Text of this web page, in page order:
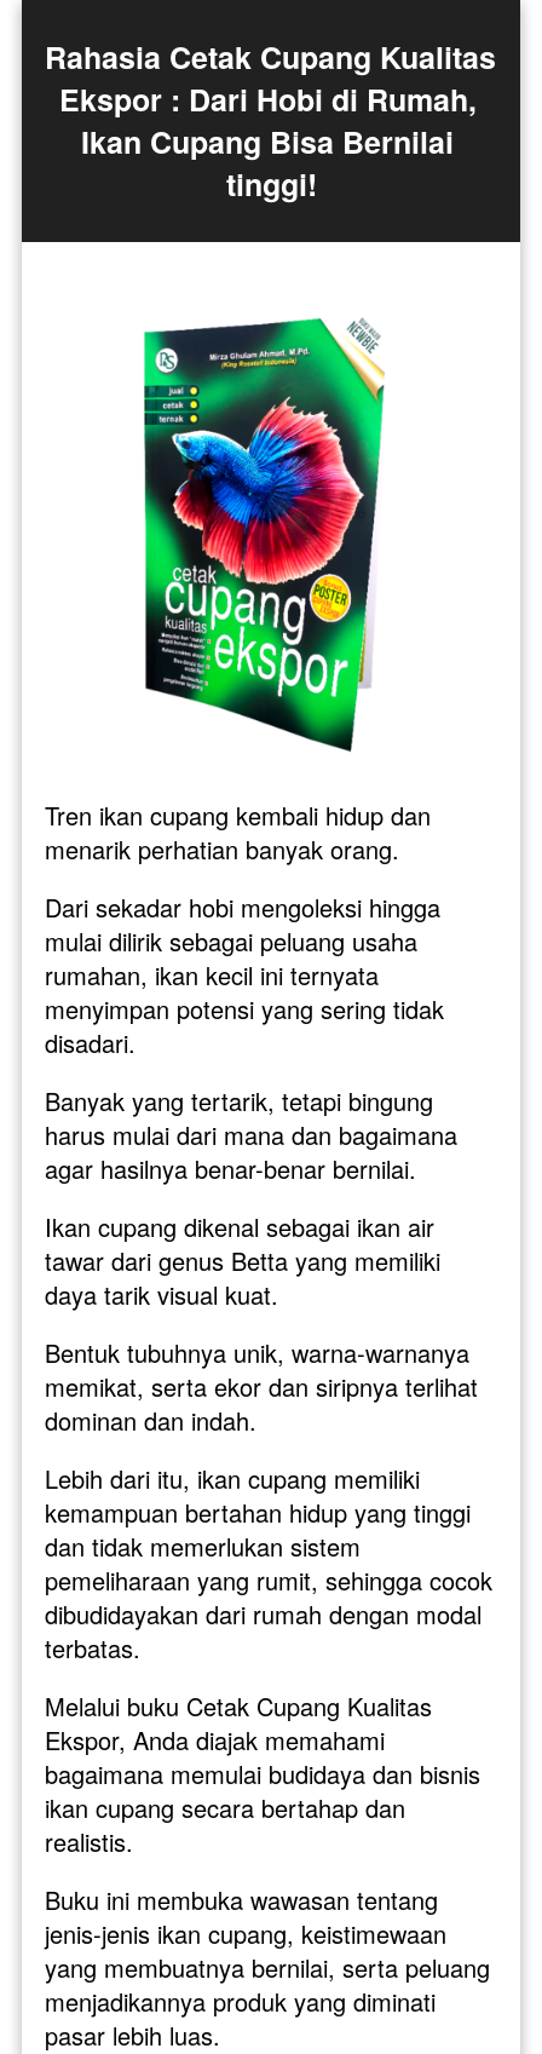
Rahasia Cetak Cupang Kualitas
Ekspor : Dari Hobi di Rumah,
Ikan Cupang Bisa Bernilai
tinggi!
Tren ikan cupang kembali hidup dan
menarik perhatian banyak orang.
Dari sekadar hobi mengoleksi hingga
mulai dilirik sebagai peluang usaha
rumahan, ikan kecil ini ternyata
menyimpan potensi yang sering tidak
disadari.
Banyak yang tertarik, tetapi bingung
harus mulai dari mana dan bagaimana
agar hasilnya benar-benar bernilai.
Ikan cupang dikenal sebagai ikan air
tawar dari genus Betta yang memiliki
daya tarik visual kuat.
Bentuk tubuhnya unik, warna-warnanya
memikat, serta ekor dan siripnya terlihat
dominan dan indah.
Lebih dari itu, ikan cupang memiliki
kemampuan bertahan hidup yang tinggi
dan tidak memerlukan sistem
pemeliharaan yang rumit, sehingga cocok
dibudidayakan dari rumah dengan modal
terbatas.
Melalui buku Cetak Cupang Kualitas
Ekspor, Anda diajak memahami
bagaimana memulai budidaya dan bisnis
ikan cupang secara bertahap dan
realistis.
Buku ini membuka wawasan tentang
jenis-jenis ikan cupang, keistimewaan
yang membuatnya bernilai, serta peluang
menjadikannya produk yang diminati
pasar lebih luas.